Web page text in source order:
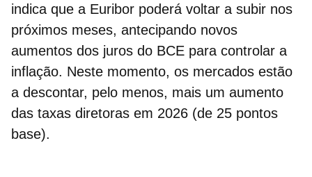
indica que a Euribor poderá voltar a subir nos
próximos meses, antecipando novos
aumentos dos juros do BCE para controlar a
inflação. Neste momento, os mercados estão
a descontar, pelo menos, mais um aumento
das taxas diretoras em 2026 (de 25 pontos
base).